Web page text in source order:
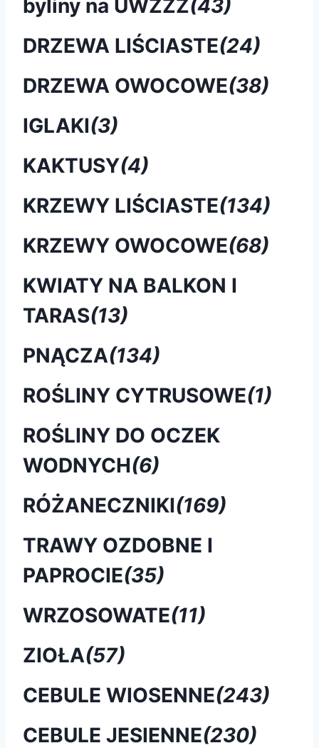
byliny na UWZŹŻ(43)
DRZEWA LIŚCIASTE(24)
DRZEWA OWOCOWE(38)
IGLAKI(3)
KAKTUSY(4)
KRZEWY LIŚCIASTE(134)
KRZEWY OWOCOWE(68)
KWIATY NA BALKON I
TARAS(13)
PNĄCZA(134)
ROŚLINY CYTRUSOWE(1)
ROŚLINY DO OCZEK
WODNYCH(6)
RÓŻANECZNIKI(169)
TRAWY OZDOBNE I
PAPROCIE(35)
WRZOSOWATE(11)
ZIOŁA(57)
CEBULE WIOSENNE(243)
CEBULE JESIENNE(230)